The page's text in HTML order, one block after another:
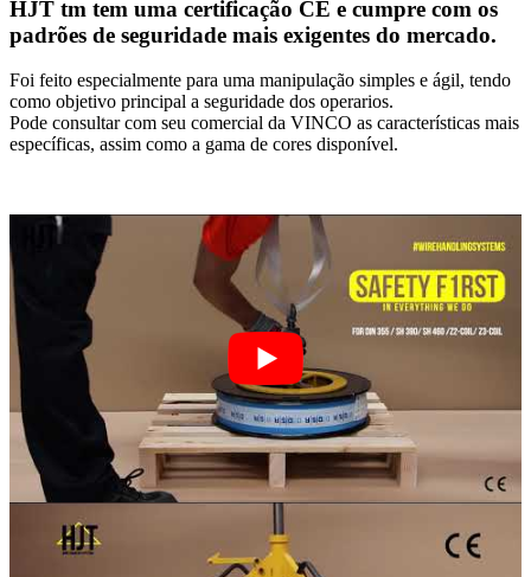
HJT tm tem uma certificação CE e cumpre com os
padrões de seguridade mais exigentes do mercado.
Foi feito especialmente para uma manipulação simples e ágil, tendo
como objetivo principal a seguridade dos operarios.
Pode consultar com seu comercial da VINCO as características mais
específicas, assim como a gama de cores disponível.